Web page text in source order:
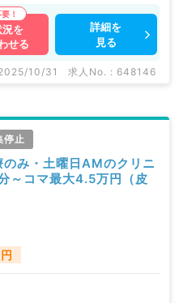
況を
せる
詳細を
見る
10/31 求人No. : 648146
停止
のみ・土曜日AMのクリニ
～コマ最大4.5万円（皮